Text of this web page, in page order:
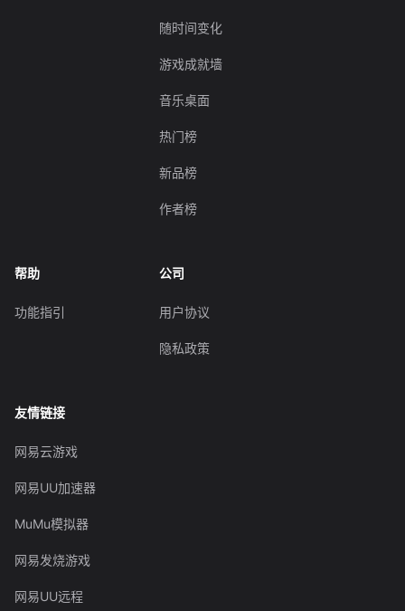
随时间变化
游戏成就墙
音乐桌面
热门榜
新品榜
作者榜
帮助
功能指引
公司
用户协议
隐私政策
友情链接
网易云游戏
网易UU加速器
MuMu模拟器
网易发烧游戏
网易UU远程